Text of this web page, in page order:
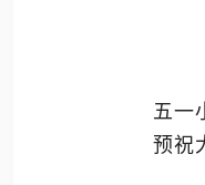
五一
预祝